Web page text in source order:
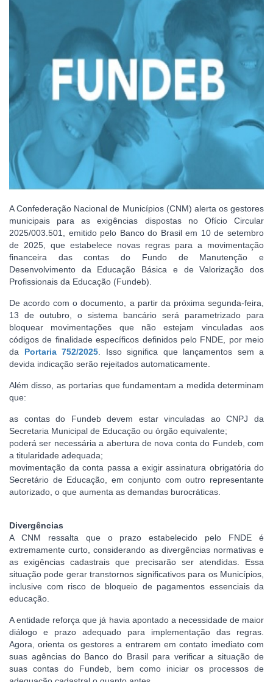
A Confederação Nacional de Municípios (CNM) alerta os gestores
municipais para as exigências dispostas no Ofício Circular
2025/003.501, emitido pelo Banco do Brasil em 10 de setembro
de 2025, que estabelece novas regras para a movimentação
financeira das contas do Fundo de Manutenção e
Desenvolvimento da Educação Básica e de Valorização dos
Profissionais da Educação (Fundeb).
De acordo com o documento, a partir da próxima segunda-feira,
13 de outubro, o sistema bancário será parametrizado para
bloquear movimentações que não estejam vinculadas aos
códigos de finalidade específicos definidos pelo FNDE, por meio
da Portaria 752/2025. Isso significa que lançamentos sem a
devida indicação serão rejeitados automaticamente.
Além disso, as portarias que fundamentam a medida determinam
que:
as contas do Fundeb devem estar vinculadas ao CNPJ da
Secretaria Municipal de Educação ou órgão equivalente;
poderá ser necessária a abertura de nova conta do Fundeb, com
a titularidade adequada;
movimentação da conta passa a exigir assinatura obrigatória do
Secretário de Educação, em conjunto com outro representante
autorizado, o que aumenta as demandas burocráticas.
Divergências
A CNM ressalta que o prazo estabelecido pelo FNDE é
extremamente curto, considerando as divergências normativas e
as exigências cadastrais que precisarão ser atendidas. Essa
situação pode gerar transtornos significativos para os Municípios,
inclusive com risco de bloqueio de pagamentos essenciais da
educação.
A entidade reforça que já havia apontado a necessidade de maior
diálogo e prazo adequado para implementação das regras.
Agora, orienta os gestores a entrarem em contato imediato com
suas agências do Banco do Brasil para verificar a situação de
suas contas do Fundeb, bem como iniciar os processos de